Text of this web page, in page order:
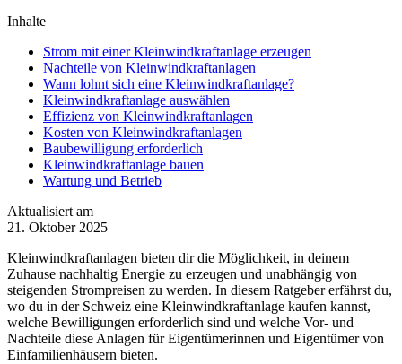
Inhalte
Strom mit einer Kleinwindkraftanlage erzeugen
Nachteile von Kleinwindkraftanlagen
Wann lohnt sich eine Kleinwindkraftanlage?
Kleinwindkraftanlage auswählen
Effizienz von Kleinwindkraftanlagen
Kosten von Kleinwindkraftanlagen
Baubewilligung erforderlich
Kleinwindkraftanlage bauen
Wartung und Betrieb
Aktualisiert am
21. Oktober 2025
Kleinwindkraftanlagen bieten dir die Möglichkeit, in deinem
Zuhause nachhaltig Energie zu erzeugen und unabhängig von
steigenden Strompreisen zu werden. In diesem Ratgeber erfährst du,
wo du in der Schweiz eine Kleinwindkraftanlage kaufen kannst,
welche Bewilligungen erforderlich sind und welche Vor- und
Nachteile diese Anlagen für Eigentümerinnen und Eigentümer von
Einfamilienhäusern bieten.